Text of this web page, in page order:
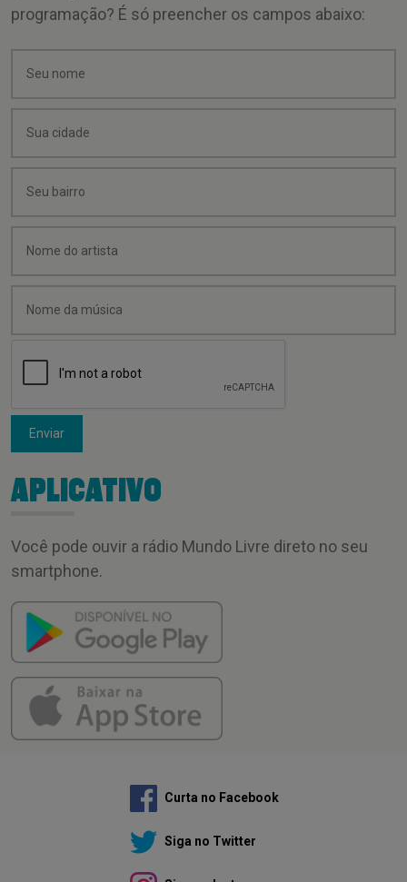
programação? É só preencher os campos abaixo:
Enviar
APLICATIVO
Você pode ouvir a rádio Mundo Livre direto no seu
smartphone.
Curta no Facebook
Siga no Twitter